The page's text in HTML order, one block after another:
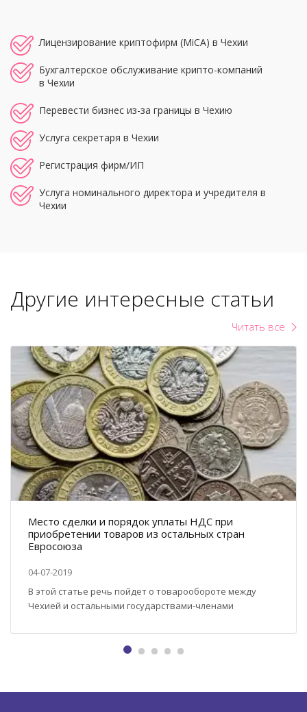
Лицензирование криптофирм (MiCA) в Чехии
Бухгалтерское обслуживание крипто-компаний
в Чехии
Перевести бизнес из-за границы в Чехию
Услуга секретаря в Чехии
Регистрация фирм/ИП
Услуга номинального директора и учредителя в
Чехии
Другие интересные статьи
Читать все
Место сделки и порядок уплаты НДС при
приобретении товаров из остальных стран
Евросоюза
04-07-2019
В этой статье речь пойдет о товарообороте между
Чехией и остальными государствами-членами
регулированы одними и теми же законами и правилами,
однако, некоторые нюансы отличаются, и закреплены в
всех остальных государств-членов. Почему важно